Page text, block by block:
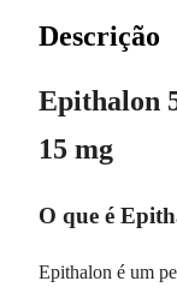
Descrição
Epithalon
15 mg
O que é
Epithalon é um